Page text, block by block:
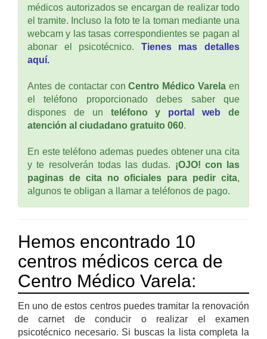
médicos autorizados se encargan de realizar todo
el tramite. Incluso la foto te la toman mediante una
webcam y las tasas correspondientes se pagan al
abonar el psicotécnico. Tienes mas detalles
aquí.
Antes de contactar conCentro Médico Varela en
el teléfono proporcionado debes saber que
dispones de un teléfono y portal web de
atención al ciudadano gratuito 060.
En este teléfono ademas puedes obtener una cita
y te resolverán todas las dudas. ¡OJO! con las
paginas de cita no oficiales para pedir cita,
algunos te obligan a llamar a teléfonos de pago.
Hemos encontrado 10
centros médicos cerca de
Centro Médico Varela:
En uno de estos centros puedes tramitar la renovación
de carnet de conducir o realizar el examen
psicotécnico necesario. Si buscas la lista completa la